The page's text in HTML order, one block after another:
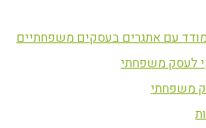
עם אתגרים בעסקים משפחתיים
לעסק משפחתי
משפחתי